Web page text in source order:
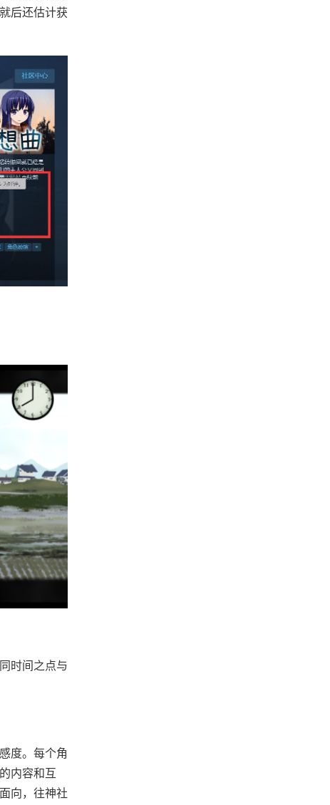
后还估计获
时间之点与
度。每个角
内容和互
向，往神社